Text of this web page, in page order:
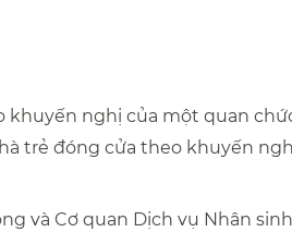
nghị của một quan
trẻ đóng cửa theo khuyến
và Cơ quan Dịch vụ Nhân